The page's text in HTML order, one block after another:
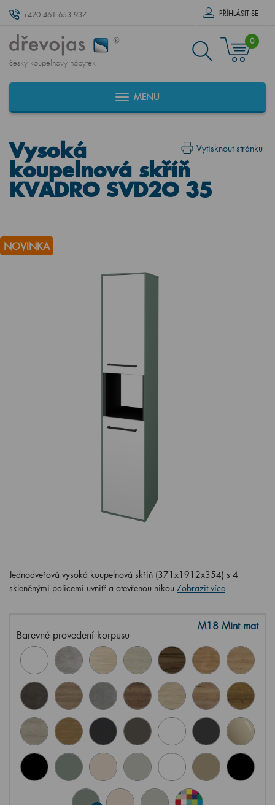
+420 461 653 937 PŘÍHLÁSIT SE
český koupelnový nábytek
0
MENU
Vytisknout stránku
Vysoká
koupelnová skříň
KVADRO SVD2O 35
NOVINKA
Jednodveřová vysoká koupelnová skříň (371x1912x354) s 4
skleněnými policemi uvnitř a otevřenou nikou Zobrazit více
Barevné provedení korpusu
M18 Mint mat